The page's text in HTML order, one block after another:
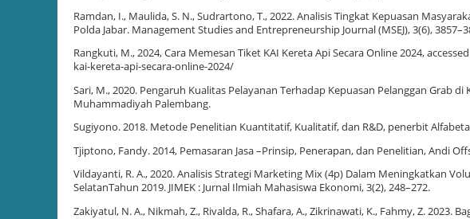
Ramdan, I., Maulida, S. N., Sudrartono, T., 2022. Analisis Tingkat Kepuasan
Polda Jabar. Management Studies and Entrepreneurship Journal (MSEJ), 3(6),
Rangkuti, M., 2024, Cara Memesan Tiket KAI Kereta Api Secara Online 2024,
kai-kereta-api-secara-online-2024/
Sari, M., 2020. Pengaruh Kualitas Pelayanan Terhadap Kepuasan Pelanggan Grab
Muhammadiyah Palembang.
Sugiyono. 2018. Metode Penelitian Kuantitatif, Kualitatif, dan R&D, penerbit
Tjiptono, Fandy. 2014, Pemasaran Jasa –Prinsip, Penerapan, dan Penelitian, Andi
Vildayanti, R. A., 2020. Analisis Strategi Marketing Mix (4p) Dalam Meningkatkan
SelatanTahun 2019. JIMEK : Jurnal Ilmiah Mahasiswa Ekonomi, 3(2), 248–272.
Zakiyatul, N. A., Nikmah, Z., Rivalda, R., Shafara, A., Zikrinawati, K., Fahmy, Z. 2023.